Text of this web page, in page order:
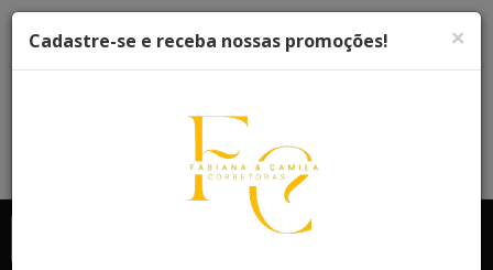
×
Cadastre-se e receba nossas promoções!